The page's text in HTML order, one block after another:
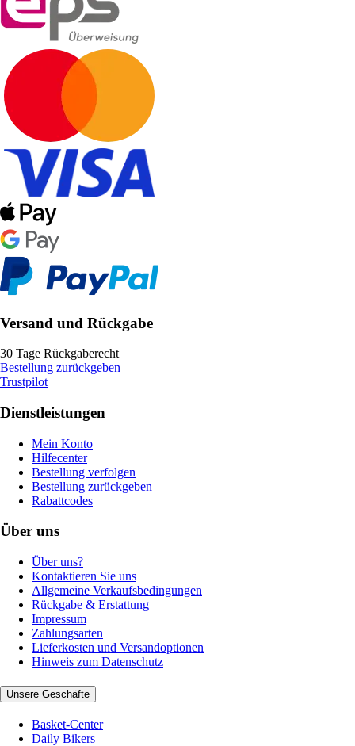
Versand und Rückgabe
30 Tage Rückgaberecht
Bestellung zurückgeben
Trustpilot
Dienstleistungen
Mein Konto
Hilfecenter
Bestellung verfolgen
Bestellung zurückgeben
Rabattcodes
Über uns
Über uns?
Kontaktieren Sie uns
Allgemeine Verkaufsbedingungen
Rückgabe & Erstattung
Impressum
Zahlungsarten
Lieferkosten und Versandoptionen
Hinweis zum Datenschutz
Unsere Geschäfte
Basket-Center
Daily Bikers